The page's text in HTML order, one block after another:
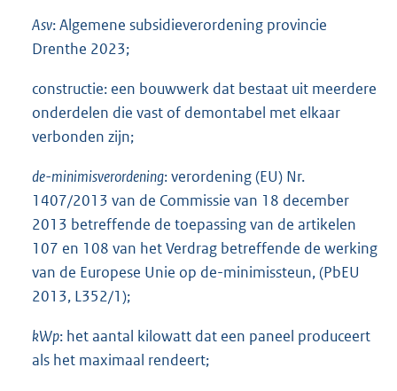
Asv: Algemene subsidieverordening provincie
Drenthe 2023;
constructie: een bouwwerk dat bestaat uit meerdere
onderdelen die vast of demontabel met elkaar
verbonden zijn;
de-minimisverordening: verordening (EU) Nr.
1407/2013 van de Commissie van 18 december
2013 betreffende de toepassing van de artikelen
107 en 108 van het Verdrag betreffende de werking
van de Europese Unie op de-minimissteun, (PbEU
2013, L352/1);
kWp: het aantal kilowatt dat een paneel produceert
als het maximaal rendeert;